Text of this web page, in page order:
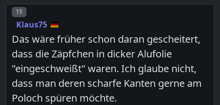
Post number
15
Klaus75
Das wäre früher schon daran gescheitert,
dass die Zäpfchen in dicker Alufolie
"eingeschweißt" waren. Ich glaube nicht,
dass man deren scharfe Kanten gerne am
Poloch spüren möchte.